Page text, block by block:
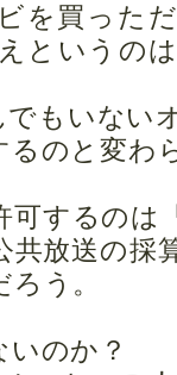
を買った
というの
でもいない
るのと変わ
可するのは
共放送の採
う。
いのか？